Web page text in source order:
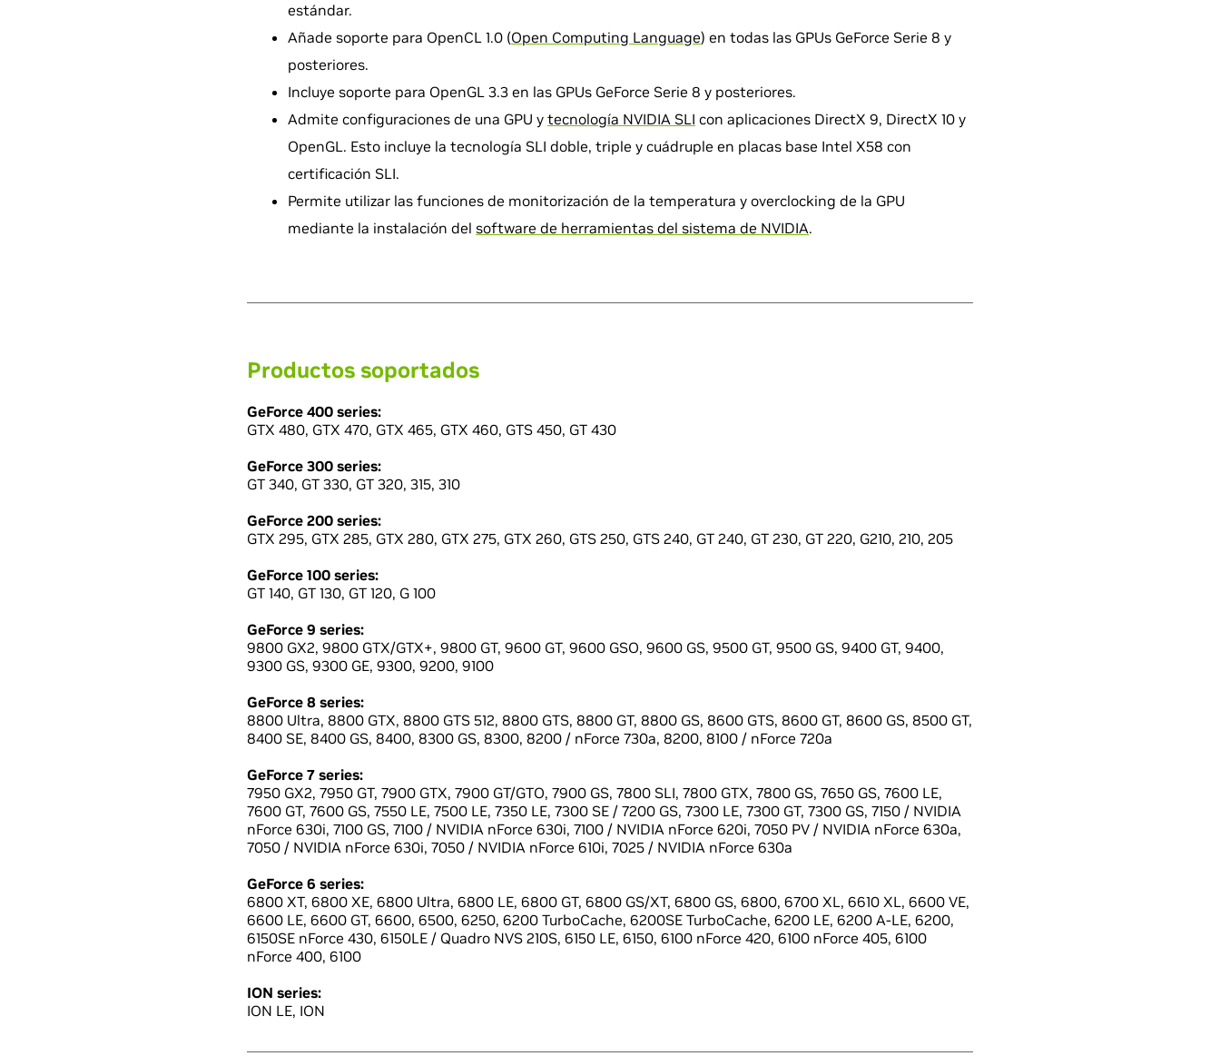
estándar.
Añade soporte para OpenCL 1.0 (Open Computing Language) en todas las GPUs GeForce Serie 8 y
posteriores.
Incluye soporte para OpenGL 3.3 en las GPUs GeForce Serie 8 y posteriores.
Admite configuraciones de una GPU y tecnología NVIDIA SLI con aplicaciones DirectX 9, DirectX 10 y
OpenGL. Esto incluye la tecnología SLI doble, triple y cuádruple en placas base Intel X58 con
certificación SLI.
Permite utilizar las funciones de monitorización de la temperatura y overclocking de la GPU
mediante la instalación del software de herramientas del sistema de NVIDIA.
Productos soportados
GeForce 400 series:
GTX 480, GTX 470, GTX 465, GTX 460, GTS 450, GT 430
GeForce 300 series:
GT 340, GT 330, GT 320, 315, 310
GeForce 200 series:
GTX 295, GTX 285, GTX 280, GTX 275, GTX 260, GTS 250, GTS 240, GT 240, GT 230, GT 220, G210, 210, 205
GeForce 100 series:
GT 140, GT 130, GT 120, G 100
GeForce 9 series:
9800 GX2, 9800 GTX/GTX+, 9800 GT, 9600 GT, 9600 GSO, 9600 GS, 9500 GT, 9500 GS, 9400 GT, 9400,
9300 GS, 9300 GE, 9300, 9200, 9100
GeForce 8 series:
8800 Ultra, 8800 GTX, 8800 GTS 512, 8800 GTS, 8800 GT, 8800 GS, 8600 GTS, 8600 GT, 8600 GS, 8500 GT,
8400 SE, 8400 GS, 8400, 8300 GS, 8300, 8200 / nForce 730a, 8200, 8100 / nForce 720a
GeForce 7 series:
7950 GX2, 7950 GT, 7900 GTX, 7900 GT/GTO, 7900 GS, 7800 SLI, 7800 GTX, 7800 GS, 7650 GS, 7600 LE,
7600 GT, 7600 GS, 7550 LE, 7500 LE, 7350 LE, 7300 SE / 7200 GS, 7300 LE, 7300 GT, 7300 GS, 7150 / NVIDIA
nForce 630i, 7100 GS, 7100 / NVIDIA nForce 630i, 7100 / NVIDIA nForce 620i, 7050 PV / NVIDIA nForce 630a,
7050 / NVIDIA nForce 630i, 7050 / NVIDIA nForce 610i, 7025 / NVIDIA nForce 630a
GeForce 6 series:
6800 XT, 6800 XE, 6800 Ultra, 6800 LE, 6800 GT, 6800 GS/XT, 6800 GS, 6800, 6700 XL, 6610 XL, 6600 VE,
6600 LE, 6600 GT, 6600, 6500, 6250, 6200 TurboCache, 6200SE TurboCache, 6200 LE, 6200 A-LE, 6200,
6150SE nForce 430, 6150LE / Quadro NVS 210S, 6150 LE, 6150, 6100 nForce 420, 6100 nForce 405, 6100
nForce 400, 6100
ION series:
ION LE, ION